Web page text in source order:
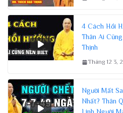
4 Cách Hồi
Thân Ai
Thịnh
Tháng 12 3,
Người Mất
Nhất? Thân